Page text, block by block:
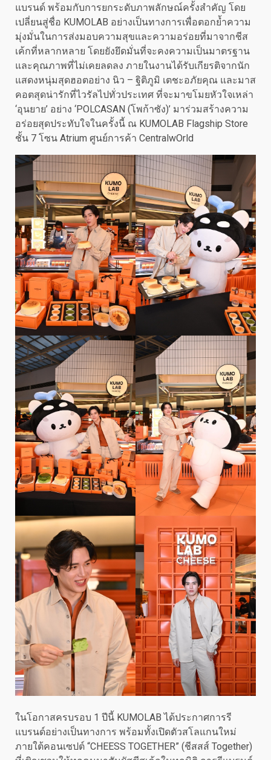
แบรนด์ พร้อมกับการยกระดับภาพลักษณ์ครั้งสำคัญ โดย
เปลี่ยนสู่ชื่อ KUMOLAB อย่างเป็นทางการเพื่อตอกย้ำความ
มุ่งมั่นในการส่งมอบความสุขและความอร่อยที่มาจากชีส
เค้กที่หลากหลาย โดยยังยึดมั่นที่จะคงความเป็นมาตรฐาน
และคุณภาพที่ไม่เคยลดลง ภายในงานได้รับเกียรติจากนัก
แสดงหนุ่มสุดฮอตอย่าง นิว – ฐิติภูมิ เตชะอภัยคุณ และมาส
คอตสุดน่ารักที่ไวรัลไปทั่วประเทศ ที่จะมาขโมยหัวใจเหล่า
‘อุนยาย’ อย่าง ‘POLCASAN (โพก้าซัง)’ มาร่วมสร้างความ
อร่อยสุดประทับใจในครั้งนี้ ณ KUMOLAB Flagship Store
ชั้น 7 โซน Atrium ศูนย์การค้า CentralwOrld
ในโอกาสครบรอบ 1 ปีนี้ KUMOLAB ได้ประกาศการรี
แบรนด์อย่างเป็นทางการ พร้อมทั้งเปิดตัวสโลแกนใหม่
ภายใต้คอนเซปต์ “CHEESS TOGETHER” (ชีสสส์ Together)